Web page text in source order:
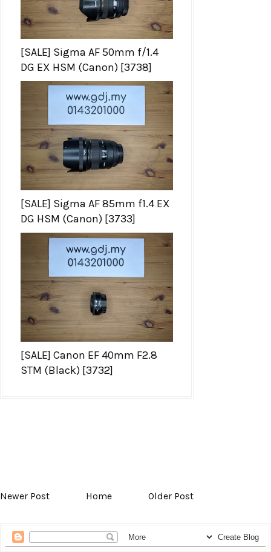
[SALE] Sigma AF 50mm f/1.4
DG EX HSM (Canon) [3738]
[SALE] Sigma AF 85mm f1.4 EX
DG HSM (Canon) [3733]
[SALE] Canon EF 40mm F2.8
STM (Black) [3732]
Newer Post Home Older Post